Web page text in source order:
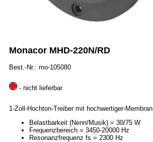
Monacor MHD-220N/RD
Best.-Nr.: mo-105080
- nicht lieferbar
1-Zoll-Hochton-Treiber mit hochwertiger-Membran.
Belastbarkeit (Nenn/Musik) = 30/75 W
Frequenzbereich = 3450-20000 Hz
Resonanzfrequenz fs = 2300 Hz